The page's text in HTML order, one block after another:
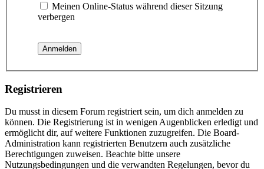
Meinen Online-Status während dieser Sitzung
verbergen
Registrieren
Du musst in diesem Forum registriert sein, um dich anmelden zu
können. Die Registrierung ist in wenigen Augenblicken erledigt und
ermöglicht dir, auf weitere Funktionen zuzugreifen. Die Board-
Administration kann registrierten Benutzern auch zusätzliche
Berechtigungen zuweisen. Beachte bitte unsere
Nutzungsbedingungen und die verwandten Regelungen, bevor du